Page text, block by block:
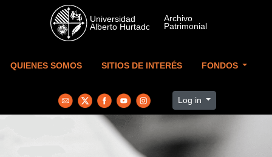
Skip to main content
QUIENES SOMOS SITIOS DE INTERÉS FONDOS
Log in